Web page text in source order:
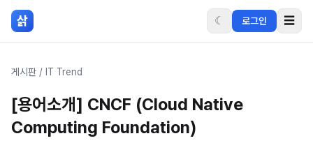
본문 바로가기
삵 ☾ 로그인 ☰
게시판 / IT Trend
[용어소개] CNCF (Cloud Native
Computing Foundation)